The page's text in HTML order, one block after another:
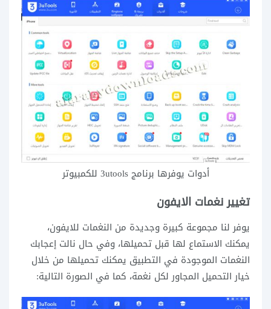
أدوات يوفرها برنامج 3utools للكمبيوتر
تغيير نغمات الايفون
يوفر لنا مجموعة كبيرة وجديدة من النغمات للايفون،
يمكنك الاستماع لها قبل تحميلها، وفي حال نالت إعجابك
النغمات الموجودة في التطبيق يمكنك تحميلها من خلال
خيار التحميل المجاور لكل نغمة، كما في الصورة التالية: